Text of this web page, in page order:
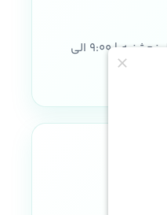
شنبه تا پنجشنبه | ۹:۰۰ الی